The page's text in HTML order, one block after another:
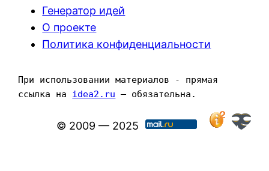
Генератор идей
О проекте
Политика конфиденциальности
При использовании материалов - прямая
ссылка на idea2.ru — обязательна.
© 2009 — 2025